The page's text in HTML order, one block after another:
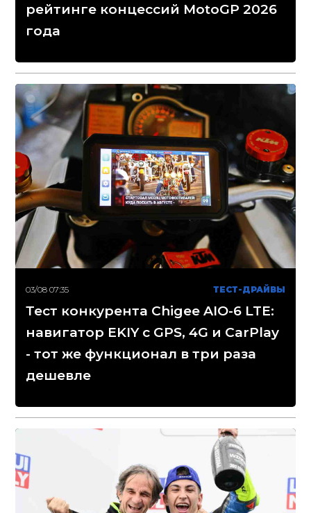
рейтинге концессий MotoGP 2026
года
03/08 07:35 ТЕСТ-ДРАЙВЫ
Тест конкурента Chigee AIO-6 LTE:
навигатор EKIY с GPS, 4G и CarPlay
- тот же функционал в три раза
дешевле